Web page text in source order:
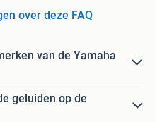
over deze FAQ
van de Yamaha
geluiden op de